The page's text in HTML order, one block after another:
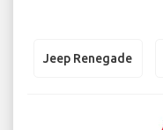
Jeep Renegade